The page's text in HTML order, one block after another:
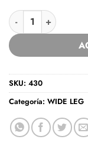
W.LEG NEGRO
SKU: 430
Categoría: WIDE LEG